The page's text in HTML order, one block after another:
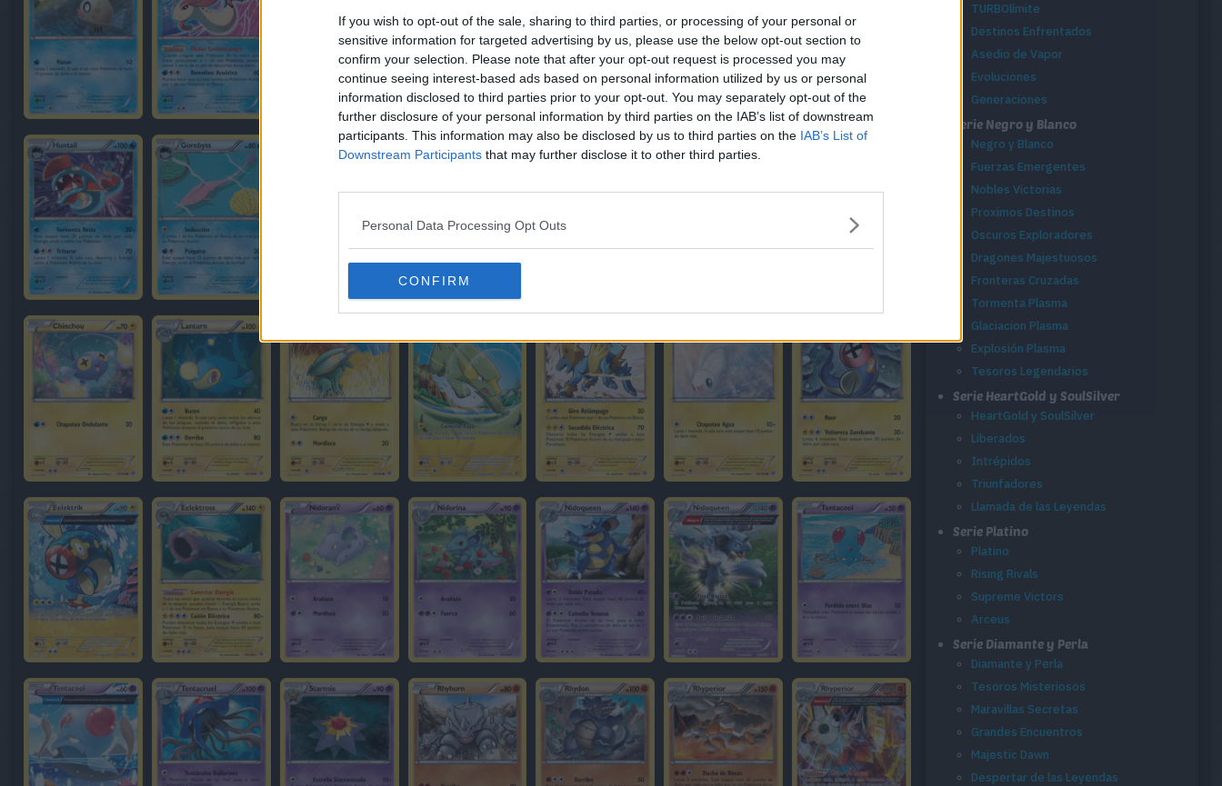
If you wish to opt-out of the sale, sharing to third parties, or processing of your personal or
sensitive information for targeted advertising by us, please use the below opt-out section to
confirm your selection. Please note that after your opt-out request is processed you may
continue seeing interest-based ads based on personal information utilized by us or personal
information disclosed to third parties prior to your opt-out. You may separately opt-out of the
further disclosure of your personal information by third parties on the IAB’s list of downstream
participants. This information may also be disclosed by us to third parties on the IAB’s List of
Downstream Participants that may further disclose it to other third parties.
Personal Data Processing Opt Outs
CONFIRM
TURBOlímite
Destinos Enfrentados
Asedio de Vapor
Evoluciones
Generaciones
Serie Negro y Blanco
Negro y Blanco
Fuerzas Emergentes
Nobles Victorias
Proximos Destinos
Oscuros Exploradores
Dragones Majestuosos
Fronteras Cruzadas
Tormenta Plasma
Glaciacion Plasma
Explosión Plasma
Tesoros Legendarios
Serie HeartGold y SoulSilver
HeartGold y SoulSilver
Liberados
Intrépidos
Triunfadores
Llamada de las Leyendas
Serie Platino
Platino
Rising Rivals
Supreme Victors
Arceus
Serie Diamante y Perla
Diamante y Perla
Tesoros Misteriosos
Maravillas Secretas
Grandes Encuentros
Majestic Dawn
Despertar de las Leyendas